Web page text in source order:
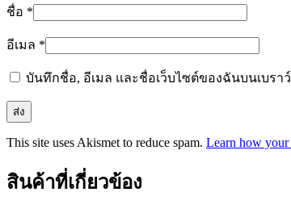
ชื่อ *
อีเมล *
บันทึกชื่อ, อีเมล และชื่อเว็บไซต์ของฉันบนเบรา
This site uses Akismet to reduce spam. Learn how your
สินค้าที่เกี่ยวข้อง